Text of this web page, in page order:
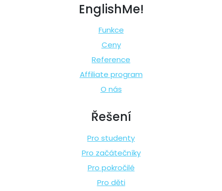
EnglishMe!
Funkce
Ceny
Reference
Affiliate program
O nás
Řešení
Pro studenty
Pro začátečníky
Pro pokročilé
Pro děti